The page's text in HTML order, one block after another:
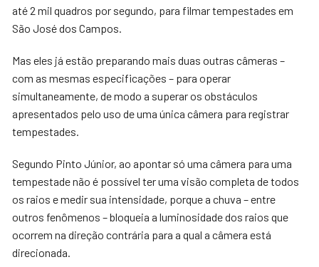
até 2 mil quadros por segundo, para filmar tempestades em
São José dos Campos.
Mas eles já estão preparando mais duas outras câmeras –
com as mesmas especificações – para operar
simultaneamente, de modo a superar os obstáculos
apresentados pelo uso de uma única câmera para registrar
tempestades.
Segundo Pinto Júnior, ao apontar só uma câmera para uma
tempestade não é possível ter uma visão completa de todos
os raios e medir sua intensidade, porque a chuva – entre
outros fenômenos – bloqueia a luminosidade dos raios que
ocorrem na direção contrária para a qual a câmera está
direcionada.